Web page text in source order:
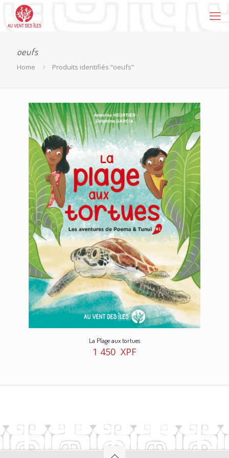
oeufs
Home Produits identifiés “oeufs”
La Plage aux tortues
1 450 XPF